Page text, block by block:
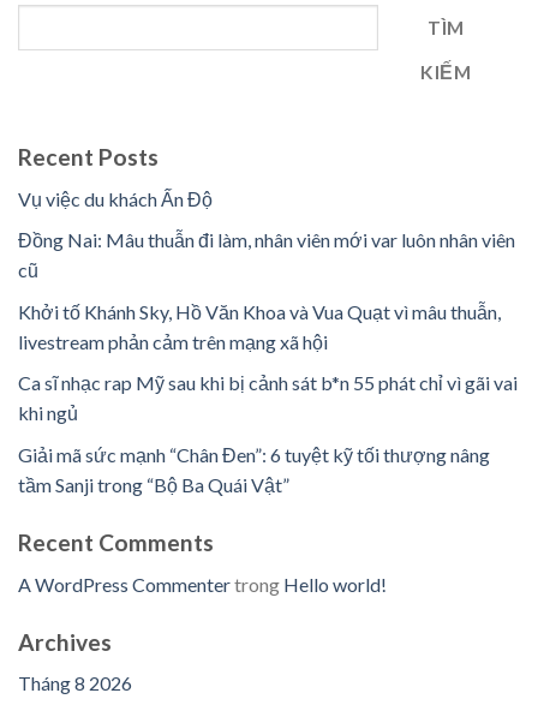
TÌM
KIẾM
Recent Posts
Vụ việc du khách Ấn Độ
Đồng Nai: Mâu thuẫn đi làm, nhân viên mới var luôn nhân viên
cũ
Khởi tố Khánh Sky, Hồ Văn Khoa và Vua Quạt vì mâu thuẫn,
livestream phản cảm trên mạng xã hội
Ca sĩ nhạc rap Mỹ sau khi bị cảnh sát b*n 55 phát chỉ vì gãi vai
khi ngủ
Giải mã sức mạnh “Chân Đen”: 6 tuyệt kỹ tối thượng nâng
tầm Sanji trong “Bộ Ba Quái Vật”
Recent Comments
A WordPress Commentertrong Hello world!
Archives
Tháng 8 2026